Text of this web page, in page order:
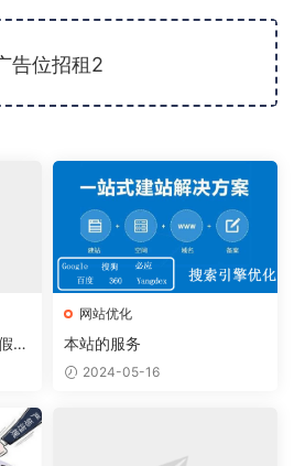
告位招租2
流
解
网站优化
本站的服务
2024-05-16